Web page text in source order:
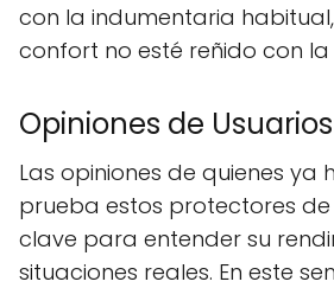
con la indumentaria
confort no esté reñido con
Opiniones de
Las opiniones de quienes ya
prueba estos protectores
clave para entender su
situaciones reales. En este